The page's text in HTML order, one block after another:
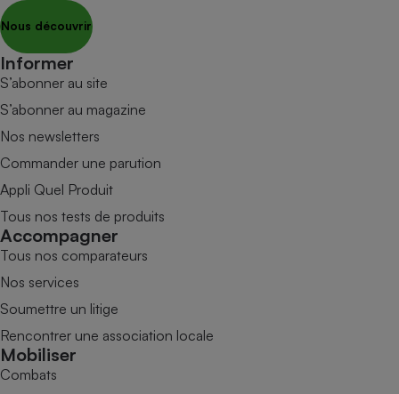
Nous découvrir
Informer
S’abonner au site
S’abonner au magazine
Nos newsletters
Commander une parution
Appli Quel Produit
Tous nos tests de produits
Accompagner
Tous nos comparateurs
Nos services
Soumettre un litige
Rencontrer une association locale
Mobiliser
Combats